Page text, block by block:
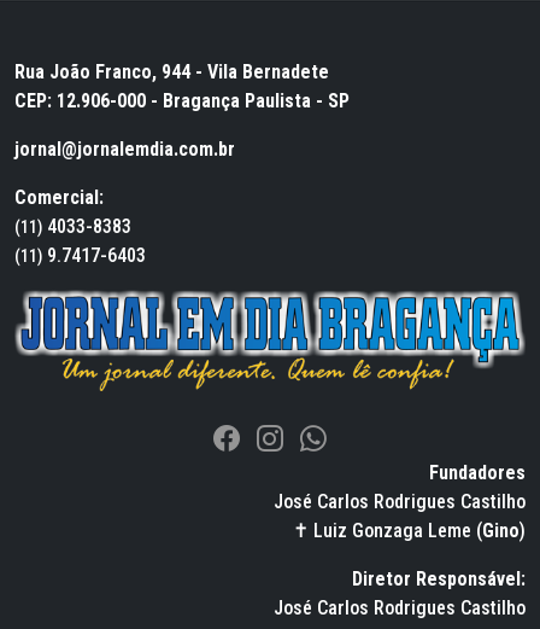
Rua João Franco, 944 - Vila Bernadete
CEP: 12.906-000 - Bragança Paulista - SP
jornal@jornalemdia.com.br
Comercial:
(11) 4033-8383
(11) 9.7417-6403
Fundadores
José Carlos Rodrigues Castilho
✝ Luiz Gonzaga Leme (Gino)
Diretor Responsável:
José Carlos Rodrigues Castilho